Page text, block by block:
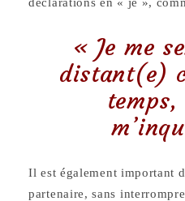
« Je me
distant(e)
Il est également important
partenaire, sans